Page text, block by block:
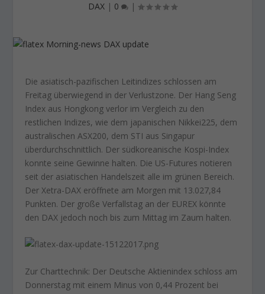
DAX | 0 |
Die asiatisch-pazifischen Leitindizes schlossen am
Freitag überwiegend in der Verlustzone. Der Hang Seng
Index aus Hongkong verlor im Vergleich zu den
restlichen Indizes, wie dem japanischen Nikkei225, dem
australischen ASX200, dem STI aus Singapur
überdurchschnittlich. Der südkoreanische Kospi-Index
konnte seine Gewinne halten. Die US-Futures notieren
seit der asiatischen Handelszeit alle im grünen Bereich.
Der Xetra-DAX eröffnete am Morgen mit 13.027,84
Punkten. Der große Verfallstag an der EUREX könnte
den DAX jedoch noch bis zum Mittag im Zaum halten.
Zur Charttechnik: Der Deutsche Aktienindex schloss am
Donnerstag mit einem Minus von 0,44 Prozent bei